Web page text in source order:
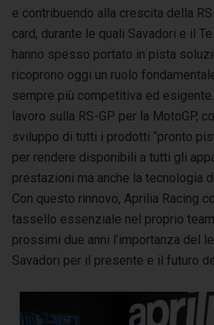
e contribuendo alla crescita della
card, durante le quali Savadori e il
hanno spesso portato in pista
ricoprono oggi un ruolo
sempre più competitiva ed
lavoro sulla RS-GP per la MotoGP,
sviluppo di tutti i prodotti “pronto
per rendere disponibili a tutti gli
prestazioni ma anche la tecnologia
Con questo rinnovo, Aprilia Racing
tassello essenziale nel proprio
prossimi due anni l’importanza del
Savadori per il presente e il futuro